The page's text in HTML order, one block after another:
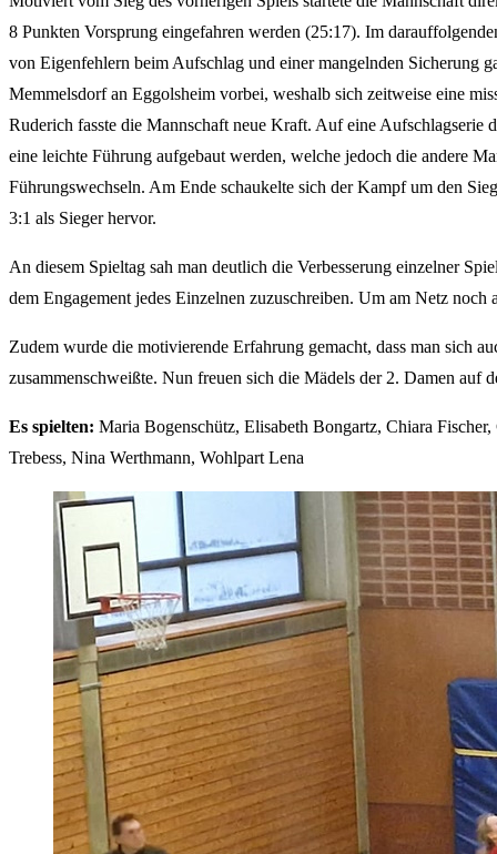
8 Punkten Vorsprung eingefahren werden (25:17). Im
von Eigenfehlern beim Aufschlag und einer mangelnden Sicherung
Memmelsdorf an Eggolsheim vorbei, weshalb sich zeitweise eine
Ruderich fasste die Mannschaft neue Kraft. Auf eine
eine leichte Führung aufgebaut werden, welche jedoch die andere
Führungswechseln. Am Ende schaukelte sich der Kampf um den
3:1 als Sieger hervor.
An diesem Spieltag sah man deutlich die Verbesserung einzelner
dem Engagement jedes Einzelnen zuzuschreiben. Um am Netz
Zudem wurde die motivierende Erfahrung gemacht, dass man sich
zusammenschweißte. Nun freuen sich die Mädels der 2. Damen auf
Es spielten: Maria Bogenschütz, Elisabeth Bongartz, Chiara
Trebess, Nina Werthmann, Wohlpart Lena